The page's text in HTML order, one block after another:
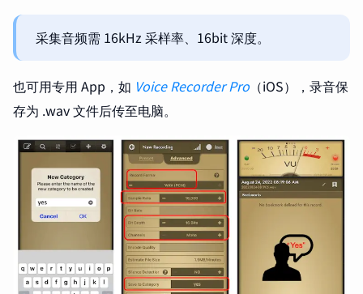
采集音频需 16kHz 采样率、16bit 深度。
也可用专用 App，如 Voice Recorder Pro（iOS），录音保
存为 .wav 文件后传至电脑。